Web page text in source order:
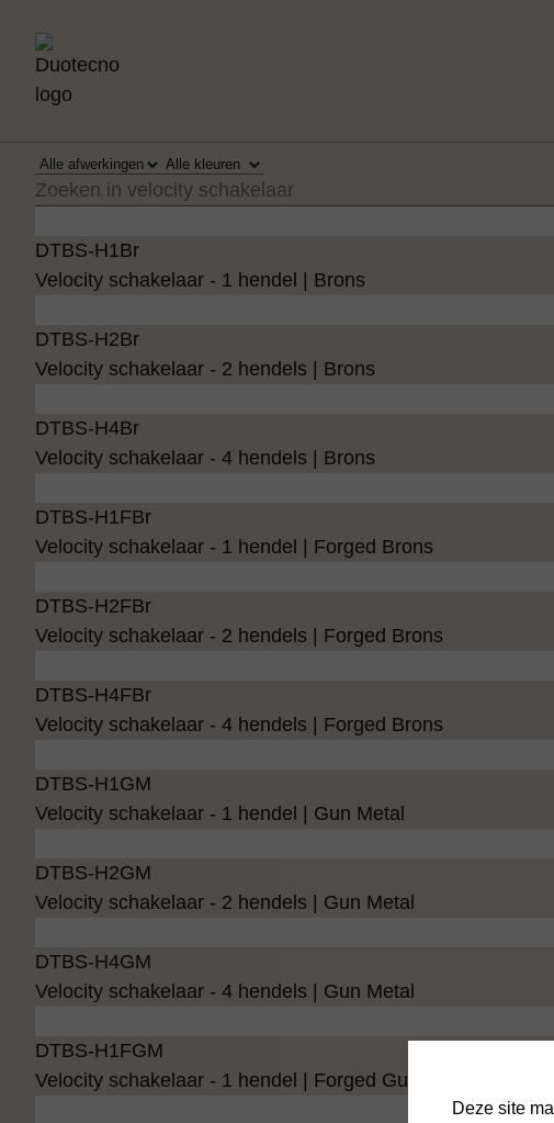
Velo­ci­ty Schakelaar
DTBS-H1Br
Velocity schakelaar - 1 hendel | Brons
DTBS-H2Br
Velocity schakelaar - 2 hendels | Brons
DTBS-H4Br
Velocity schakelaar - 4 hendels | Brons
DTBS-H1FBr
Velocity schakelaar - 1 hendel | Forged Brons
DTBS-H2FBr
Velocity schakelaar - 2 hendels | Forged Brons
DTBS-H4FBr
Velocity schakelaar - 4 hendels | Forged Brons
DTBS-H1GM
Velocity schakelaar - 1 hendel | Gun Metal
DTBS-H2GM
Velocity schakelaar - 2 hendels | Gun Metal
DTBS-H4GM
Velocity schakelaar - 4 hendels | Gun Metal
DTBS-H1FGM
Velocity schakelaar - 1 hendel | Forged Gun Metal
Deze site